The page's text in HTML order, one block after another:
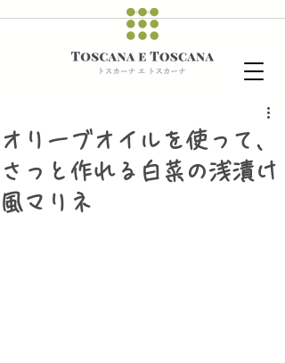
オリーブオイルを使って、
さっと作れる白菜の浅漬け
風マリネ